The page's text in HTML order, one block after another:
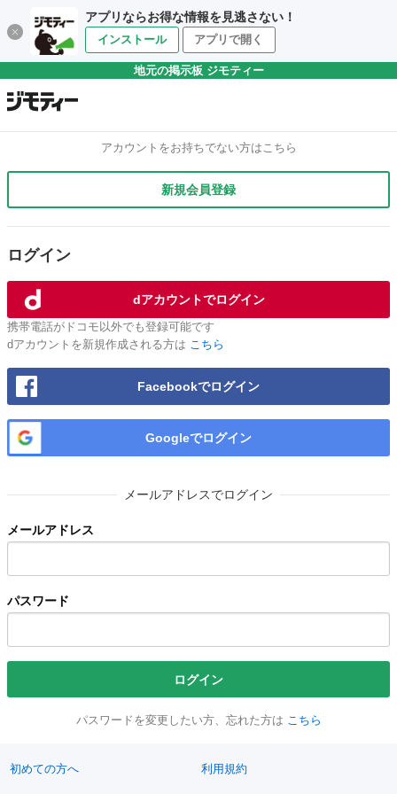
アプリならお得な情報を見逃さない！
インストール アプリで開く
地元の掲示板 ジモティー
アカウントをお持ちでない方はこちら
新規会員登録
ログイン
dアカウントでログイン
携帯電話がドコモ以外でも登録可能です
dアカウントを新規作成される方は こちら
Facebookでログイン
Googleでログイン
メールアドレスでログイン
メールアドレス
パスワード
ログイン
パスワードを変更したい方、忘れた方は こちら
初めての方へ 利用規約